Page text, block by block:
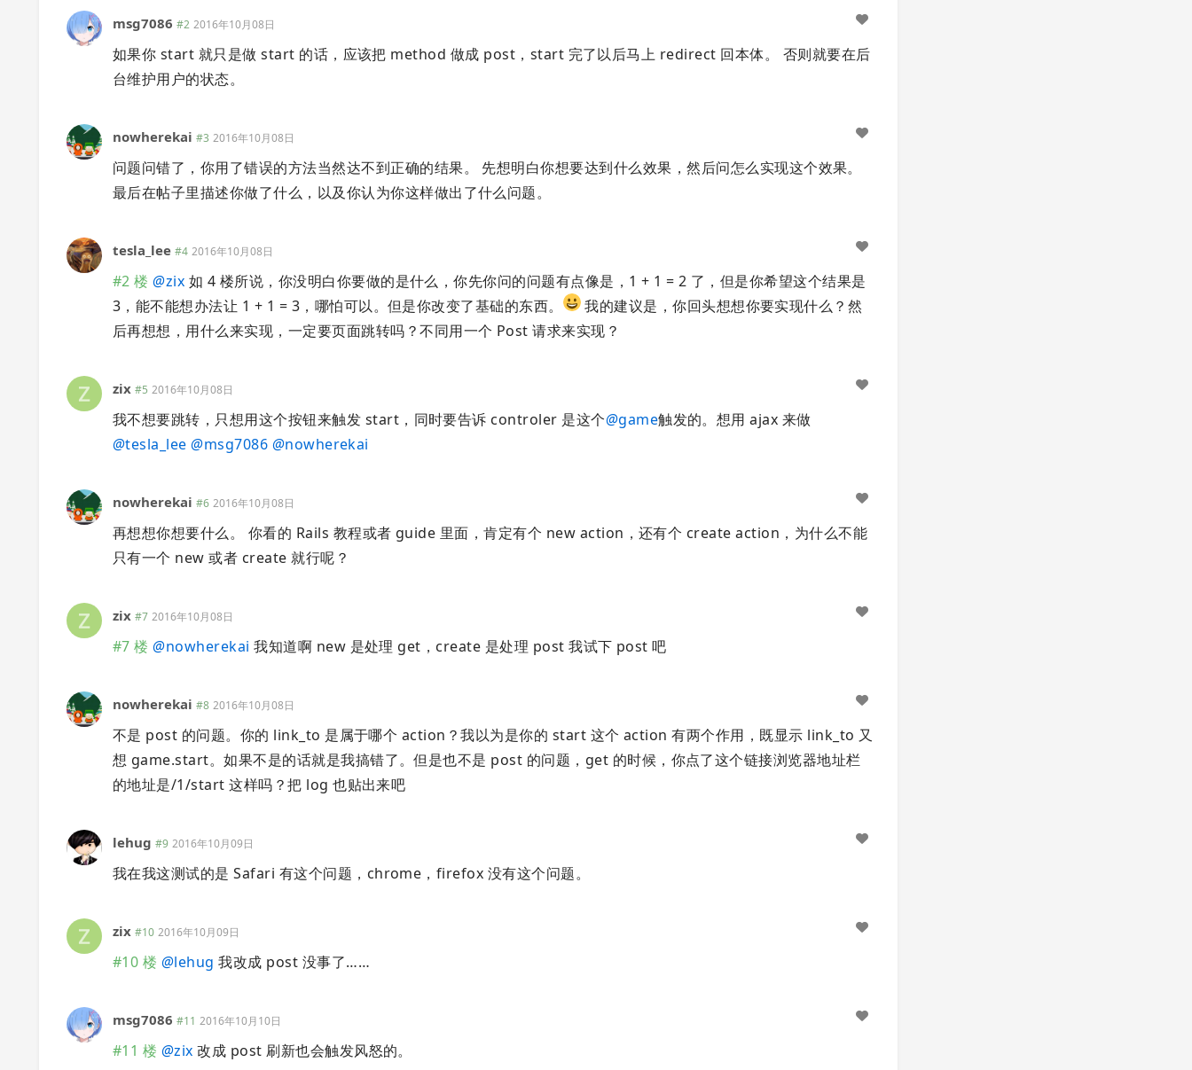
msg7086 #2 2016年10月08日
如果你 start 就只是做 start 的话，应该把 method 做成 post，start 完了以后马上 redirect 回本体。 否则就要在后
台维护用户的状态。
nowherekai #3 2016年10月08日
问题问错了，你用了错误的方法当然达不到正确的结果。 先想明白你想要达到什么效果，然后问怎么实现这个效果。
最后在帖子里描述你做了什么，以及你认为你这样做出了什么问题。
tesla_lee #4 2016年10月08日
#2 楼 @zix 如 4 楼所说，你没明白你要做的是什么，你先你问的问题有点像是，1 + 1 = 2 了，但是你希望这个结果是
3，能不能想办法让 1 + 1 = 3，哪怕可以。但是你改变了基础的东西。
我的建议是，你回头想想你要实现什么？然
后再想想，用什么来实现，一定要页面跳转吗？不同用一个 Post 请求来实现？
zix #5 2016年10月08日
我不想要跳转，只想用这个按钮来触发 start，同时要告诉 controler 是这个@game触发的。想用 ajax 来做
@tesla_lee @msg7086 @nowherekai
nowherekai #6 2016年10月08日
再想想你想要什么。 你看的 Rails 教程或者 guide 里面，肯定有个 new action，还有个 create action，为什么不能
只有一个 new 或者 create 就行呢？
zix #7 2016年10月08日
#7 楼 @nowherekai 我知道啊 new 是处理 get，create 是处理 post 我试下 post 吧
nowherekai #8 2016年10月08日
不是 post 的问题。你的 link_to 是属于哪个 action？我以为是你的 start 这个 action 有两个作用，既显示 link_to 又
想 game.start。如果不是的话就是我搞错了。但是也不是 post 的问题，get 的时候，你点了这个链接浏览器地址栏
的地址是/1/start 这样吗？把 log 也贴出来吧
lehug #9 2016年10月09日
我在我这测试的是 Safari 有这个问题，chrome，firefox 没有这个问题。
zix #10 2016年10月09日
#10 楼 @lehug 我改成 post 没事了……
msg7086 #11 2016年10月10日
#11 楼 @zix 改成 post 刷新也会触发风怒的。